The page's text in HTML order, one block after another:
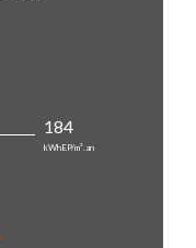
184
kWhEP/m².an